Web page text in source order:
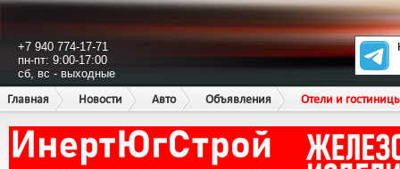
+7 940 774-17-71
пн-пт: 9:00-17:00
сб, вс - выходные
Главная
Новости Авто Объявления Отели и